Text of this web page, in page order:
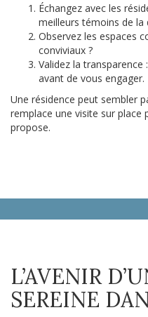
Échangez avec les
meilleurs témoins de la
Observez les espaces
conviviaux ?
Validez la
avant de vous engager.
Une résidence peut sembler
remplace une visite sur place
propose.
L’AVENIR
SEREINE